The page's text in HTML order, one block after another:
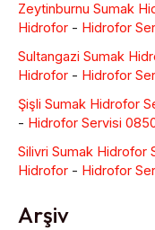
Zeytinburnu Sumak
Hidrofor - Hidrofor
Sultangazi Sumak
Hidrofor - Hidrofor
Şişli Sumak Hidrofor
- Hidrofor Servisi
Silivri Sumak Hidrofor
Hidrofor - Hidrofor
Arşiv